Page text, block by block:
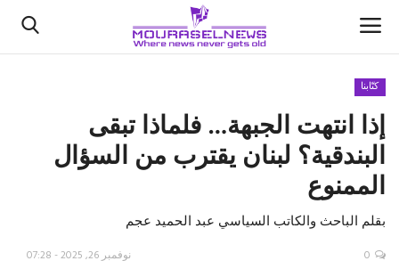
الأخبار
كتّابنا
السعودية
كتّابنا
إذا انتهت الجبهة… فلماذا تبقى
البندقية؟ لبنان يقترب من السؤال
الممنوع
بقلم الباحث والكاتب السياسي عبد الحميد عجم
نوفمبر 26, 2025 - 07:28 0